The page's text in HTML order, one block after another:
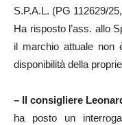
S.P.A.L. (PG 112629/
Ha risposto l’ass. allo
il marchio attuale non
disponibilità della
– Il consigliere
ha posto un